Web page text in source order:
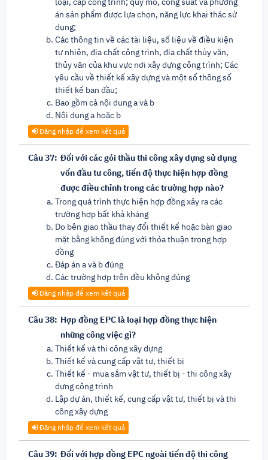
án sản phẩm được lựa chọn, năng lực khai thác sử
dụng;
Các thông tin về các tài liệu, số liệu về điều kiện
tự nhiên, địa chất công trình, địa chất thủy văn,
thủy văn của khu vực nơi xây dựng công trình; Các
yêu cầu về thiết kế xây dựng và một số thông số
thiết kế ban đầu;
Bao gồm cả nội dung a và b
Nội dung a hoặc b
Đăng nhập để xem kết quả
Câu 37: Đối với các gói thầu thi công xây dựng sử dụng
vốn đầu tư công, tiến độ thực hiện hợp đồng
được điều chỉnh trong các trường hợp nào?
Trong quá trình thực hiện hợp đồng xảy ra các
trường hợp bất khả kháng
Do bên giao thầu thay đổi thiết kế hoặc bàn giao
mặt bằng không đúng với thỏa thuận trong hợp
đồng
Đáp án a và b đúng
Các trường hợp trên đều không đúng
Đăng nhập để xem kết quả
Câu 38: Hợp đồng EPC là loại hợp đồng thực hiện
những công việc gì?
Thiết kế và thi công xây dựng
Thiết kế và cung cấp vật tư, thiết bị
Thiết kế - mua sắm vật tư, thiết bị - thi công xây
dựng công trình
Lập dự án, thiết kế, cung cấp vật tư, thiết bị và thi
công xây dựng
Đăng nhập để xem kết quả
Câu 39: Đối với hợp đồng EPC ngoài tiến độ thi công